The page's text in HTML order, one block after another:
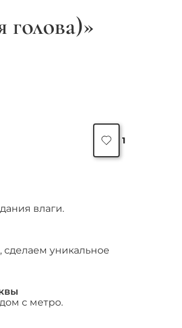
1
влаги.
сделаем уникальное
с метро.